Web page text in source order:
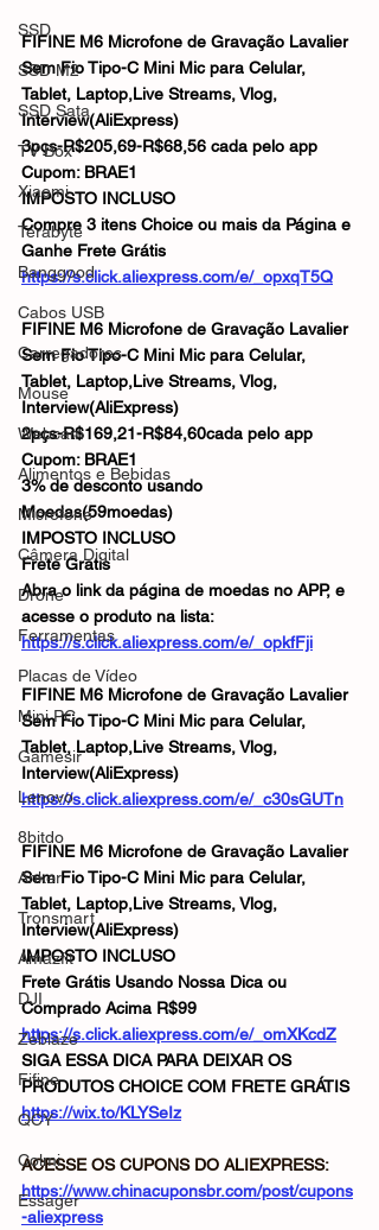
SSD
SSD M2
SSD Sata
TV Box
Xiaomi
Terabyte
Banggood
Cabos USB
Carregadores
Mouse
Webcam
Alimentos e Bebidas
Microfone
Câmera Digital
Drone
Ferramentas
Placas de Vídeo
Mini PC
Gamesir
Lenovo
8bitdo
Anker
Tronsmart
Amazfit
DJI
Zeblaze
Fifine
QCY
Colmi
Essager
FIFINE M6 Microfone de Gravação Lavalier
Sem Fio Tipo-C Mini Mic para Celular,
Tablet, Laptop,Live Streams, Vlog,
Interview(AliExpress)
3pçs-R$205,69-R$68,56 cada pelo app
Cupom: BRAE1
IMPOSTO INCLUSO
Compre 3 itens Choice ou mais da Página e
Ganhe Frete Grátis
https://s.click.aliexpress.com/e/_opxqT5Q
FIFINE M6 Microfone de Gravação Lavalier
Sem Fio Tipo-C Mini Mic para Celular,
Tablet, Laptop,Live Streams, Vlog,
Interview(AliExpress)
2pçs-R$169,21-R$84,60cada pelo app
Cupom: BRAE1
3% de desconto usando
Moedas(59moedas)
IMPOSTO INCLUSO
Frete Gratis
Abra o link da página de moedas no APP, e
acesse o produto na lista:
https://s.click.aliexpress.com/e/_opkfFji
FIFINE M6 Microfone de Gravação Lavalier
Sem Fio Tipo-C Mini Mic para Celular,
Tablet, Laptop,Live Streams, Vlog,
Interview(AliExpress)
https://s.click.aliexpress.com/e/_c30sGUTn
FIFINE M6 Microfone de Gravação Lavalier
Sem Fio Tipo-C Mini Mic para Celular,
Tablet, Laptop,Live Streams, Vlog,
Interview(AliExpress)
IMPOSTO INCLUSO
Frete Grátis Usando Nossa Dica ou
Comprado Acima R$99
https://s.click.aliexpress.com/e/_omXKcdZ
SIGA ESSA DICA PARA DEIXAR OS
PRODUTOS CHOICE COM FRETE GRÁTIS
https://wix.to/KLYSeIz
ACESSE OS CUPONS DO ALIEXPRESS:
https://www.chinacuponsbr.com/post/cupons
-aliexpress